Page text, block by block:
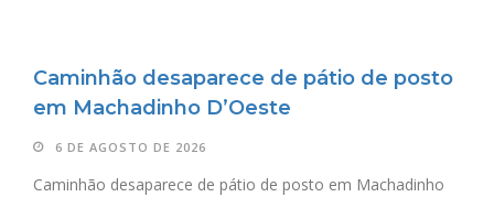
Caminhão desaparece de pátio de posto
em Machadinho D’Oeste
6 DE AGOSTO DE 2026
Caminhão desaparece de pátio de posto em Machadinho